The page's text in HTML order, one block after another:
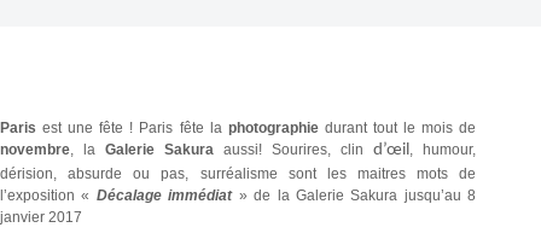
Paris est une fête ! Paris fête la photographiedurant tout le mois de
novembre, laGalerie Sakura aussi! Sourires, clind’œil, humour,
dérision, absurde ou pas, surréalisme sont les maitres mots de
l’exposition « Décalage immédiat» de la Galerie Sakura jusqu’au 8
janvier 2017